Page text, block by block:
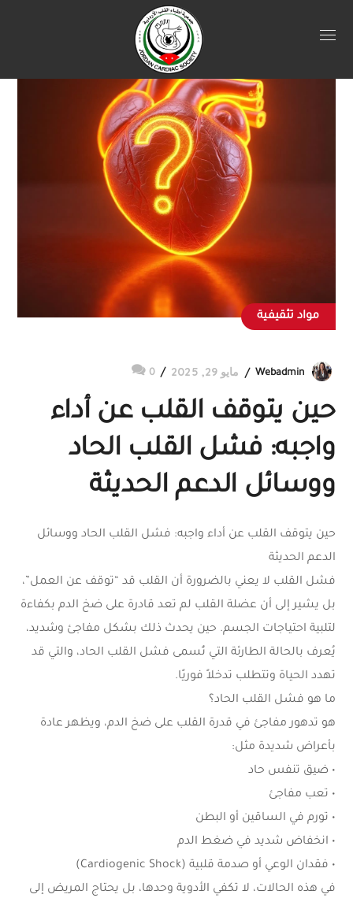
مواد تثقيفية
Webadmin مايو 29, 2025 0
حين يتوقف القلب عن أداء
واجبه: فشل القلب الحاد
ووسائل الدعم الحديثة
حين يتوقف القلب عن أداء واجبه: فشل القلب الحاد ووسائل
الدعم الحديثة
فشل القلب لا يعني بالضرورة أن القلب قد “توقف عن العمل”،
بل يشير إلى أن عضلة القلب لم تعد قادرة على ضخ الدم بكفاءة
لتلبية احتياجات الجسم. حين يحدث ذلك بشكل مفاجئ وشديد،
يُعرف بالحالة الطارئة التي تُسمى فشل القلب الحاد، والتي قد
تهدد الحياة وتتطلب تدخلاً فوريًا.
ما هو فشل القلب الحاد؟
هو تدهور مفاجئ في قدرة القلب على ضخ الدم، ويظهر عادة
بأعراض شديدة مثل:
• ضيق تنفس حاد
• تعب مفاجئ
• تورم في الساقين أو البطن
• انخفاض شديد في ضغط الدم
• فقدان الوعي أو صدمة قلبية (Cardiogenic Shock)
في هذه الحالات، لا تكفي الأدوية وحدها، بل يحتاج المريض إلى